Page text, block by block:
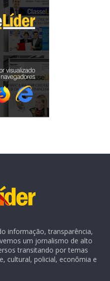
informação, transparência,
um jornalismo de alto
transitando por temas
cultural, policial, econômia e